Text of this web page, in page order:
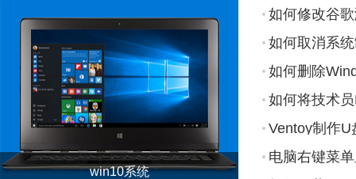
win10系统
如何修改谷
如何取消系
如何删除
如何将技术
Ventoy制作U
电脑右键菜